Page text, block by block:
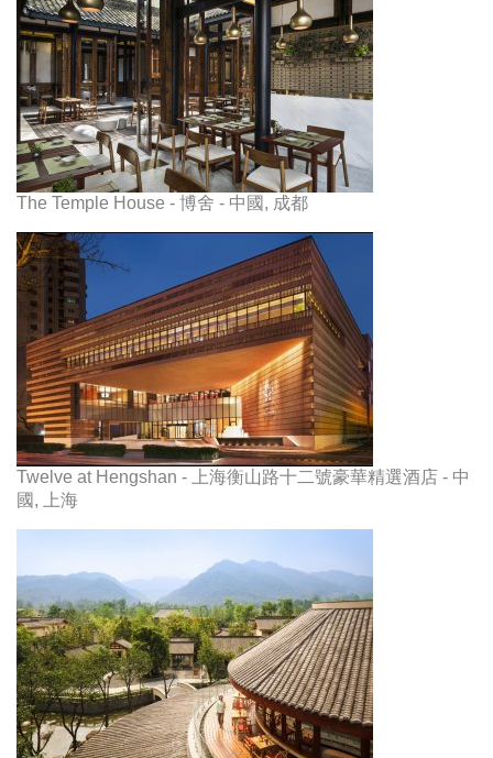
The Temple House - 博舍 - 中國, 成都
Twelve at Hengshan - 上海衡山路十二號豪華精選酒店 - 中
國, 上海